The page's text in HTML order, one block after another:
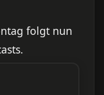
folgt nun